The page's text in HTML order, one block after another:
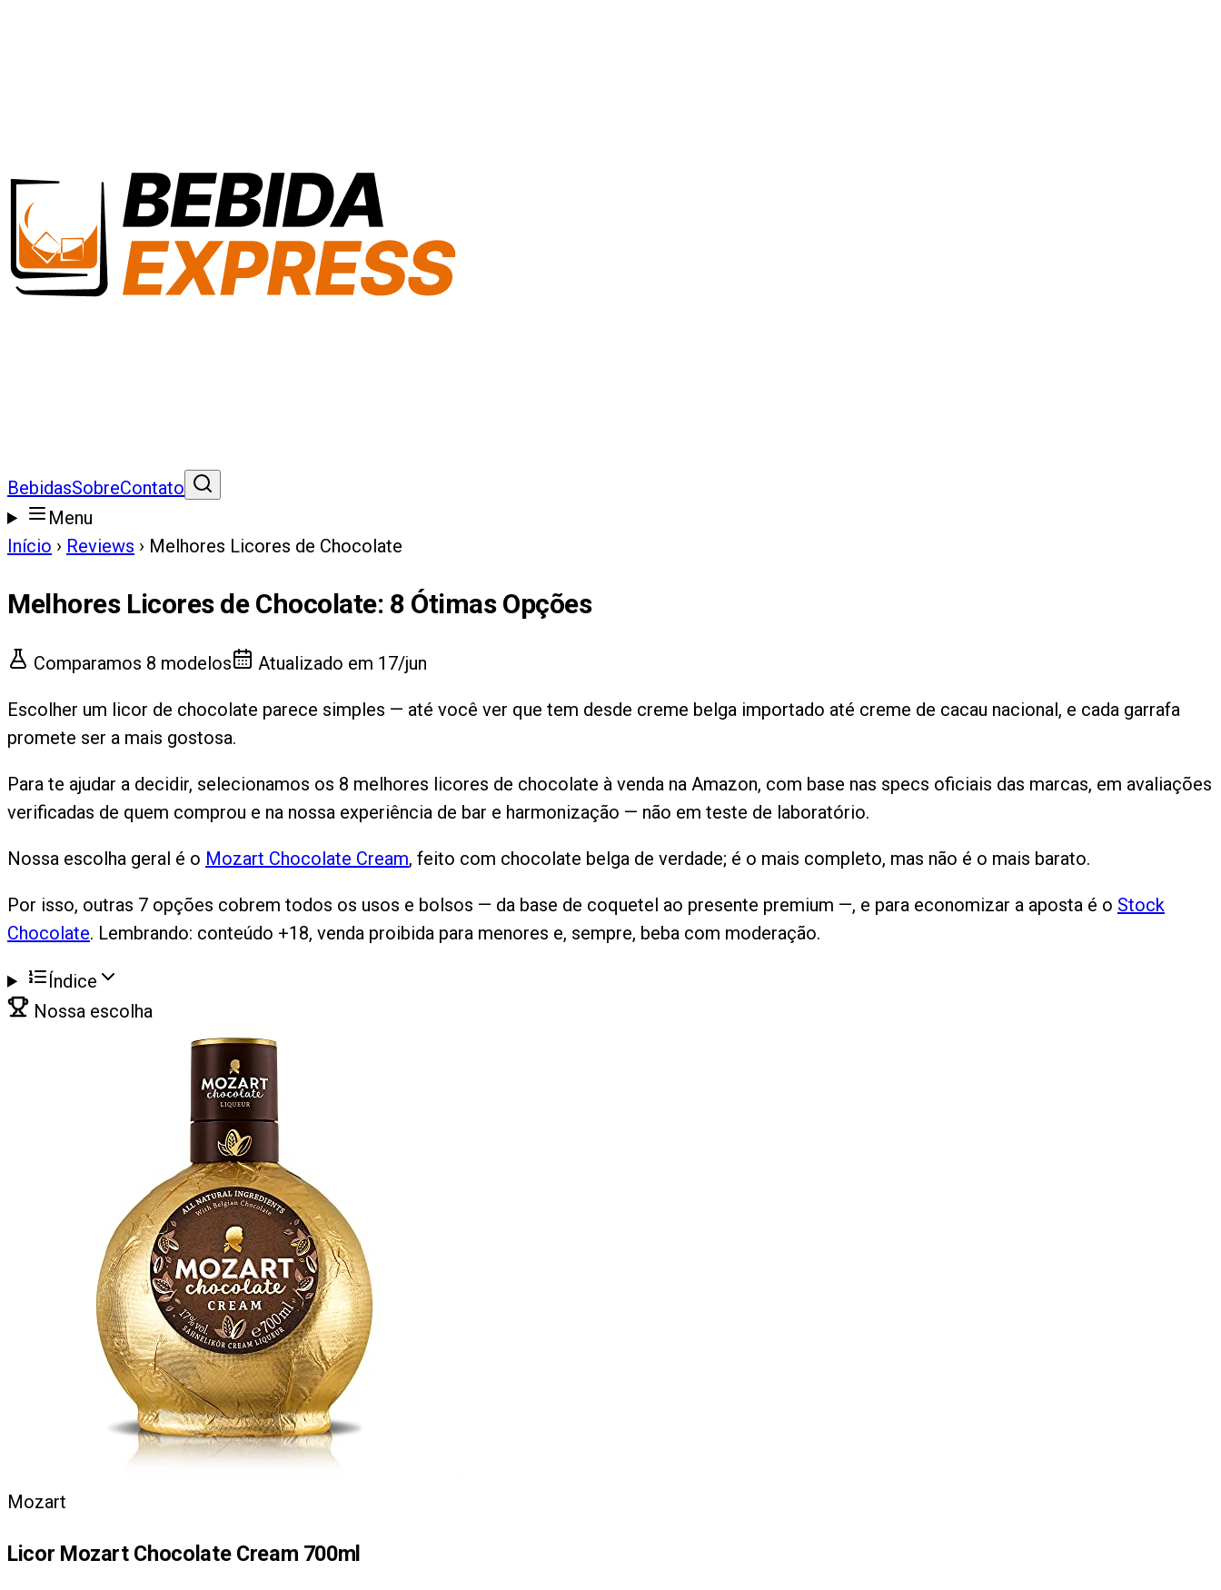
BebidasSobreContato
Menu
Início › Reviews › Melhores Licores de Chocolate
Melhores Licores de Chocolate: 8 Ótimas Opções
Comparamos 8 modelos Atualizado em 17/jun
Escolher um licor de chocolate parece simples — até você ver que tem desde creme belga importado até creme de cacau nacional, e cada garrafa
promete ser a mais gostosa.
Para te ajudar a decidir, selecionamos os 8 melhores licores de chocolate à venda na Amazon, com base nas specs oficiais das marcas, em avaliações
verificadas de quem comprou e na nossa experiência de bar e harmonização — não em teste de laboratório.
Nossa escolha geral é o Mozart Chocolate Cream, feito com chocolate belga de verdade; é o mais completo, mas não é o mais barato.
Por isso, outras 7 opções cobrem todos os usos e bolsos — da base de coquetel ao presente premium —, e para economizar a aposta é o Stock
Chocolate. Lembrando: conteúdo +18, venda proibida para menores e, sempre, beba com moderação.
Índice
Nossa escolha
Mozart
Licor Mozart Chocolate Cream 700ml